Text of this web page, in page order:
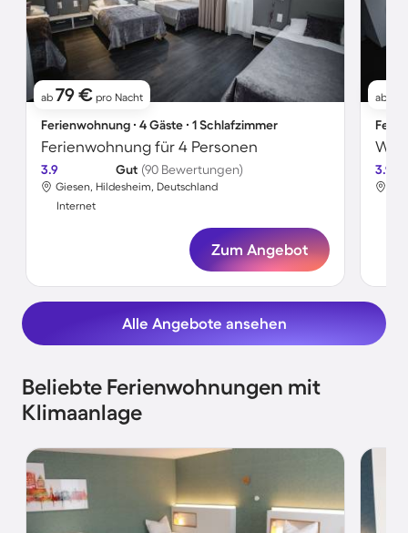
ab 79 € pro Nacht
Ferienwohnung ∙ 4 Gäste ∙ 1 Schlafzimmer
Ferienwohnung für 4 Personen
3.9 Gut (90 Bewertungen)
Giesen, Hildesheim, Deutschland
Internet
Zum Angebot
ab
3.9
Alle Angebote ansehen
Beliebte Ferienwohnungen mit
Klimaanlage